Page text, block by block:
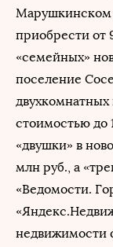
Марушкинском
приобрести от
«семейных»
поселение
двухкомнатных
стоимостью до
«двушки» в
млн руб., а
«Ведомости.
недвижимости